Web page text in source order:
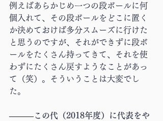
例えばあらかじめ一つの段ボールに何
個入れて、その段ボールをどこに置く
か決めておけば多分スムーズに行けた
と思うのですが、それができずに段ボ
ールをたくさん持ってきて、それを使
わずにたくさん戻すようなことがあっ
て（笑）。そういうことは大変でし
た。
―――この代（2018年度）に代表をや